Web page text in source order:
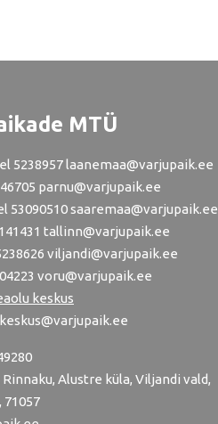
MTÜ
5238957 laanemaa@varjupaik.ee
parnu@varjupaik.ee
53090510 saaremaa@varjupaik.ee
tallinn@varjupaik.ee
viljandi@varjupaik.ee
voru@varjupaik.ee
keskus
keskus@varjupaik.ee
Rinnaku, Alustre küla, Viljandi vald,
71057